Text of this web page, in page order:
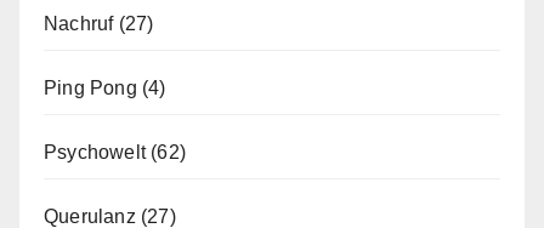
Nachruf(27)
Ping Pong (4)
Psychowelt(62)
Querulanz (27)